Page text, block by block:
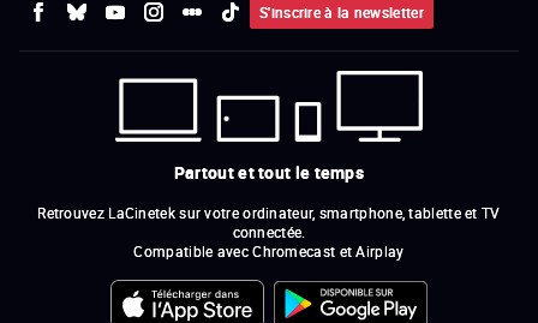
S'inscrire à la newsletter
Partout et tout le temps
Retrouvez LaCinetek sur votre ordinateur, smartphone, tablette et TV
connectée.
Compatible avec Chromecast et Airplay